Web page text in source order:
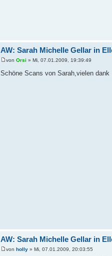
AW: Sarah Michelle Gellar in
von Orsi » Mi, 07.01.2009, 19:39:49
Schöne Scans von Sarah,vielen dank
AW: Sarah Michelle Gellar in
von holly » Mi, 07.01.2009, 20:03:55